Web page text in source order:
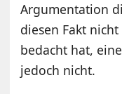
Argumentation
diesen Fakt
bedacht hat,
jedoch nicht.